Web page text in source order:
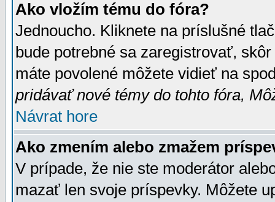
Ako vložím tému do fóra?
Jednoucho. Kliknete na príslušné
bude potrebné sa zaregistrovať,
máte povolené môžete vidieť na
pridávať nové témy do tohto fóra,
Návrat hore
Ako zmením alebo zmažem
V prípade, že nie ste moderátor
mazať len svoje príspevky. Môžete